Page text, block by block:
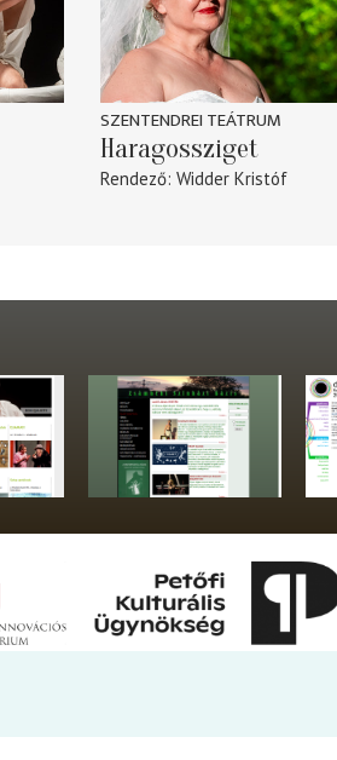
SZENTENDREI TEÁTRUM
Haragossziget
Rendező Widder Kristóf